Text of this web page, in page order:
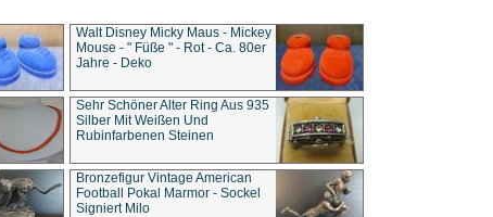
Walt Disney Micky Maus - Mickey
Mouse - " Füße " - Rot - Ca. 80er
Jahre - Deko
Sehr Schöner Alter Ring Aus 935
Silber Mit Weißen Und
Rubinfarbenen Steinen
Bronzefigur Vintage American
Football Pokal Marmor - Sockel
Signiert Milo